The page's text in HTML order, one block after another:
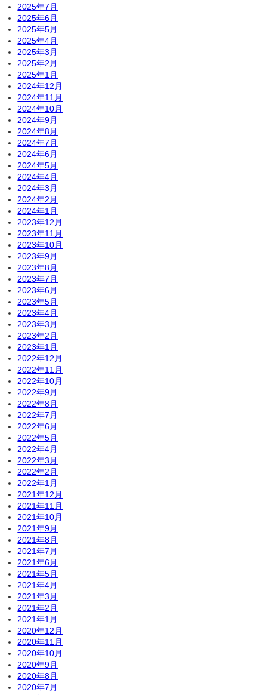
2025年7月
2025年6月
2025年5月
2025年4月
2025年3月
2025年2月
2025年1月
2024年12月
2024年11月
2024年10月
2024年9月
2024年8月
2024年7月
2024年6月
2024年5月
2024年4月
2024年3月
2024年2月
2024年1月
2023年12月
2023年11月
2023年10月
2023年9月
2023年8月
2023年7月
2023年6月
2023年5月
2023年4月
2023年3月
2023年2月
2023年1月
2022年12月
2022年11月
2022年10月
2022年9月
2022年8月
2022年7月
2022年6月
2022年5月
2022年4月
2022年3月
2022年2月
2022年1月
2021年12月
2021年11月
2021年10月
2021年9月
2021年8月
2021年7月
2021年6月
2021年5月
2021年4月
2021年3月
2021年2月
2021年1月
2020年12月
2020年11月
2020年10月
2020年9月
2020年8月
2020年7月